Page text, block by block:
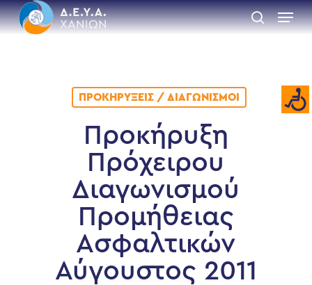
Skip
to
main
search
Menu
ΠΡΟΚΗΡΎΞΕΙΣ / ΔΙΑΓΩΝΙΣΜΟΊ
Προκήρυξη
Πρόχειρου
Διαγωνισμού
Προμήθειας
Ασφαλτικών
Αύγουστος 2011